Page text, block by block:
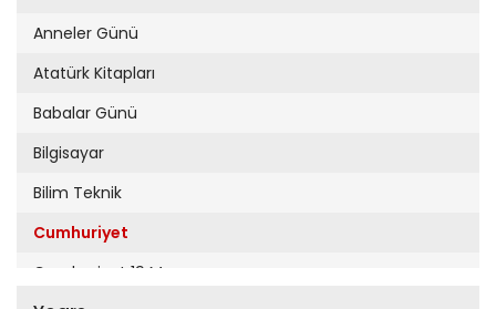
Anneler Günü
Atatürk Kitapları
Babalar Günü
Bilgisayar
Bilim Teknik
Cumhuriyet
Cumhuriyet 19 Mayıs